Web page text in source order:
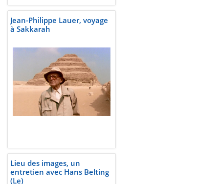
Jean-Philippe Lauer, voyage
à Sakkarah
Lieu des images, un
entretien avec Hans Belting
(Le)